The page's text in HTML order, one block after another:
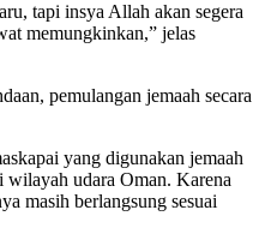
tapi insya Allah akan segera
memungkinkan,” jelas
pemulangan jemaah secara
yang digunakan jemaah
wilayah udara Oman. Karena
masih berlangsung sesuai